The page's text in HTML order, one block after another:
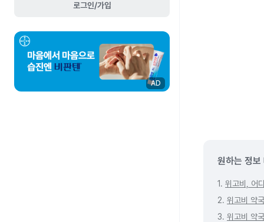
로그인/가입
AD
원하는 정보
1. 위고비, 어
2. 위고비 약
3. 위고비 약